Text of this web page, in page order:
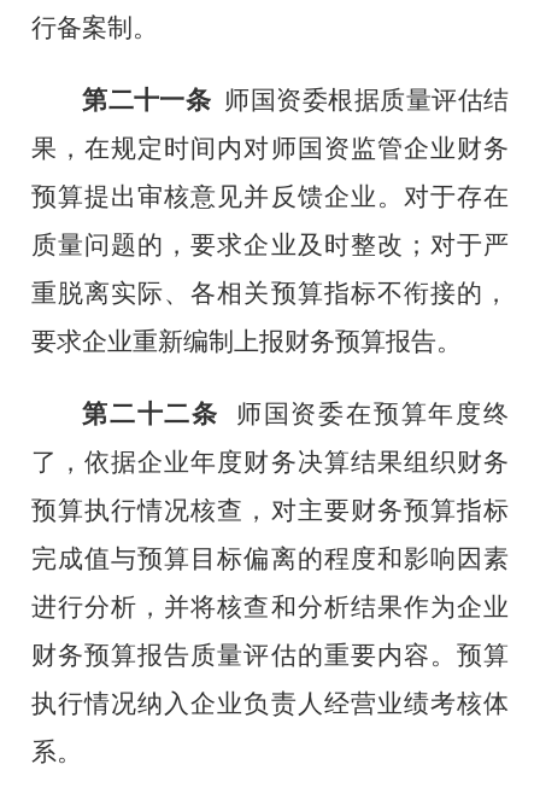
行备案制。
第二十一条 师国资委根据质量评估结
果，在规定时间内对师国资监管企业财务
预算提出审核意见并反馈企业。对于存在
质量问题的，要求企业及时整改 ； 对于严
重脱离实际、各相关预算指标不衔接的，
要求企业重新编制上报财务预算报告。
第二十二条 师 国资委在预算年度终
了，依据企业年度财务决算结果组织财务
预算执行情况核查，对主要财务预算指标
完成值与预算目标偏离的程度和影响因素
进行分析，并将核查和分析结果作为企业
财务预算报告质量评估的重要内容。预算
执行情况纳入企业负责人 经营业绩考核体
系。